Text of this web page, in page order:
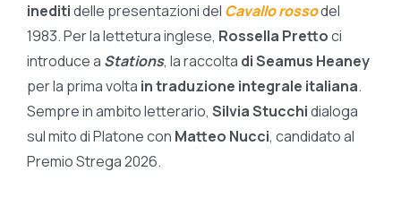
ineditidelle presentazioni del Cavallo rossodel
1983. Per la lettetura inglese, Rossella Prettoci
introduce a Stations, la raccolta di Seamus Heaney
per la prima volta in traduzione integrale italiana.
Sempre in ambito letterario, Silvia Stucchidialoga
sul mito di Platone con Matteo Nucci, candidato al
Premio Strega 2026.